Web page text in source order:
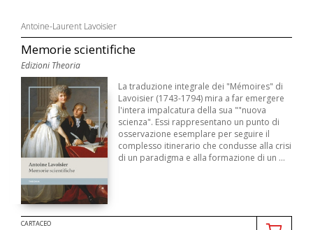
Antoine-Laurent Lavoisier
Memorie scientifiche
Edizioni Theoria
La traduzione integrale dei "Mémoires" di
Lavoisier (1743-1794) mira a far emergere
l'intera impalcatura della sua ""nuova
scienza". Essi rappresentano un punto di
osservazione esemplare per seguire il
complesso itinerario che condusse alla crisi
di un paradigma e alla formazione di un ...
CARTACEO